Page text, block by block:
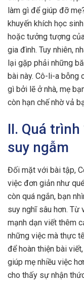
làm gì để giúp đỡ
khuyến khích học
hoặc tưởng tượng
gia đình. Tuy nhiên,
lại gặp phải những
bài này. Cô-li-a bỗng
gì bởi lẽ ở nhà, mẹ
còn hạn chế nhờ vả
II. Quá
suy ngẫm
Đối mặt với bài tập,
việc đơn giản như
còn quá ngắn, bạn
suy nghĩ sâu hơn. Từ
mạnh dạn viết thêm
những việc mà thực
để hoàn thiện bài
giúp mẹ nhiều việc
cho thấy sự nhận